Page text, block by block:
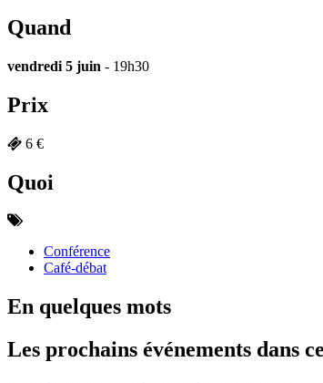
Quand
vendredi 5 juin - 19h30
Prix
6 €
Quoi
Conférence
Café-débat
En quelques mots
Les prochains événements dans